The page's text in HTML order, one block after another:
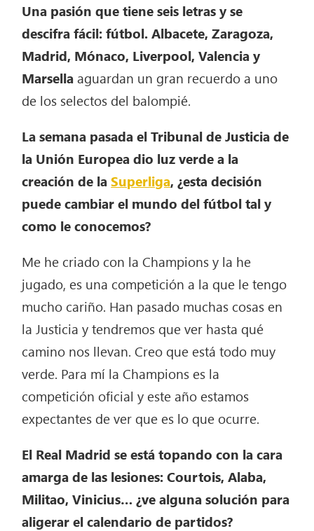
Una pasión que tiene seis letras y se
descifra fácil: fútbol. Albacete, Zaragoza,
Madrid, Mónaco, Liverpool, Valencia y
Marsellaaguardan un gran recuerdo a uno
de los selectos del balompié.
La semana pasada el Tribunal de Justicia de
la Unión Europea dio luz verde a la
creación de laSuperliga, ¿esta decisión
puede cambiar el mundo del fútbol tal y
como le conocemos?
Me he criado con la Champions y la he
jugado, es una competición a la que le tengo
mucho cariño. Han pasado muchas cosas en
la Justicia y tendremos que ver hasta qué
camino nos llevan. Creo que está todo muy
verde. Para mí la Champions es la
competición oficial y este año estamos
expectantes de ver que es lo que ocurre.
El Real Madrid se está topando con la cara
amarga de las lesiones: Courtois, Alaba,
Militao, Vinicius… ¿ve alguna solución para
aligerar el calendario de partidos?